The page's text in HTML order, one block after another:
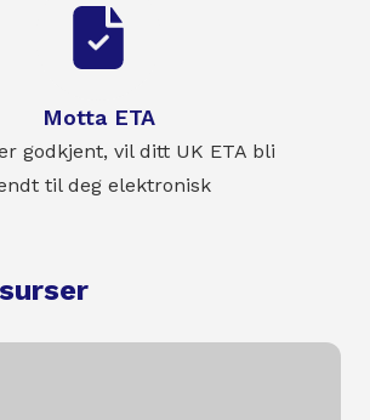
Motta ETA
godkjent, vil ditt UK ETA bli
til deg elektronisk